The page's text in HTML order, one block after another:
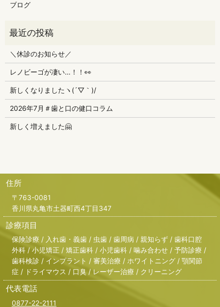
ブログ
＼休診のお知らせ／
レノビーゴが凄い…！！👀
新しくなりましたヽ(´▽｀)/
2026年7月＃歯と口の健口コラム
新しく増えました🤗
住所
〒763-0081
香川県丸亀市土器町西4丁目347
診療項目
保険診療 / 入れ歯・義歯 / 虫歯 / 歯周病 / 親知らず / 歯科口腔
外科 / 小児矯正 / 矯正歯科 / 小児歯科 / 噛み合わせ / 予防診療 /
歯科検診 / インプラント / 審美治療 / ホワイトニング / 顎関節
症 / ドライマウス / 口臭 / レーザー治療 / クリーニング
代表電話
0877-22-2111